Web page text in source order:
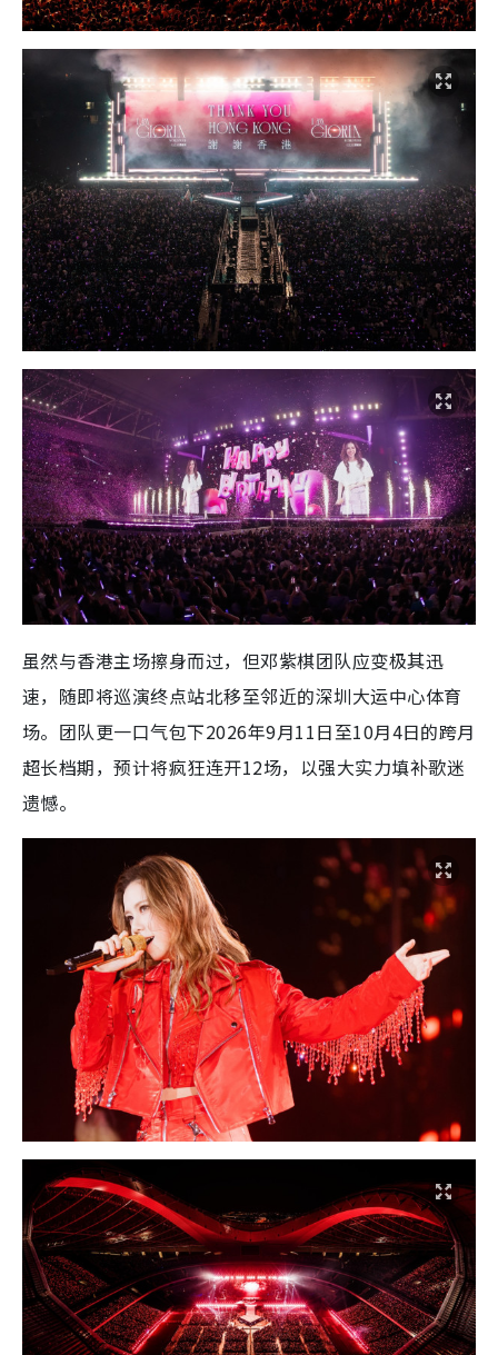
虽然与香港主场擦身而过，但邓紫棋团队应变极其迅
速，随即将巡演终点站北移至邻近的深圳大运中心体育
场。团队更一口气包下2026年9月11日至10月4日的跨月
超长档期，预计将疯狂连开12场，以强大实力填补歌迷
遗憾。